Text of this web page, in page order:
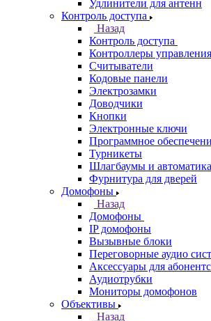
Удлинители для антенн
Контроль доступа
Назад
Контроль доступа
Контроллеры управления
Считыватели
Кодовые панели
Электрозамки
Доводчики
Кнопки
Электронные ключи
Программное
Турникеты
Шлагбаумы и автоматика
Фурнитура для дверей
Домофоны
Назад
Домофоны
IP домофоны
Вызывные блоки
Переговорные аудио
Аксессуары для
Аудиотрубки
Мониторы домофонов
Объективы
Назад